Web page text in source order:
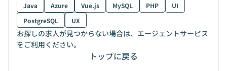
Java
Azure Vue.js MySQL PHP
UI
PostgreSQL
UX
お探しの求人が見つからない場合は、エージェントサービス
をご利用ください。
トップに戻る